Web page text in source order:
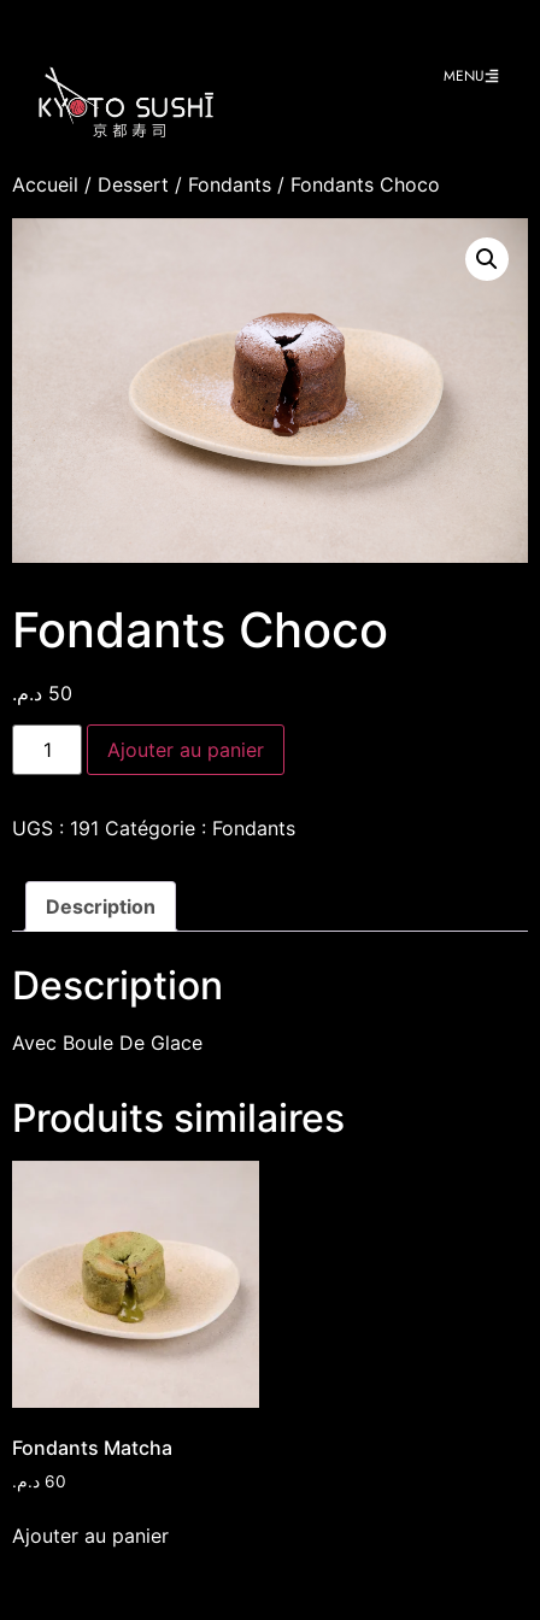
MENU
Accueil / Dessert / Fondants / Fondants Choco
Fondants Choco
50 د.م.
Ajouter au panier
UGS : 191 Catégorie : Fondants
Description
Description
Avec Boule De Glace
Produits similaires
Fondants Matcha
60 د.م.
Ajouter au panier